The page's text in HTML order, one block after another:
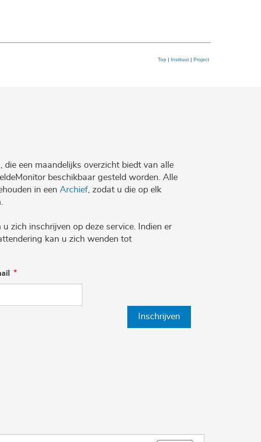
Top | Instituut | Project
die een maandelijks overzicht biedt van alle
beschikbaar gesteld worden. Alle
in een Archief , zodat u die op elk
zich inschrijven op deze service. Indien er
kan u zich wenden tot
Inschrijven